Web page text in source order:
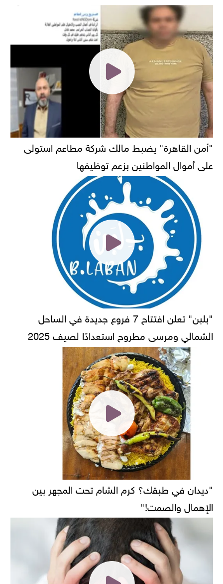
"أمن القاهرة" يضبط مالك شركة مطاعم استولى
على أموال المواطنين بزعم توظيفها
"بلبن" تعلن افتتاح 7 فروع جديدة في الساحل
الشمالي ومرسى مطروح استعدادًا لصيف 2025
"ديدان في طبقك؟ كرم الشام تحت المجهر بين
الإهمال والصمت!"